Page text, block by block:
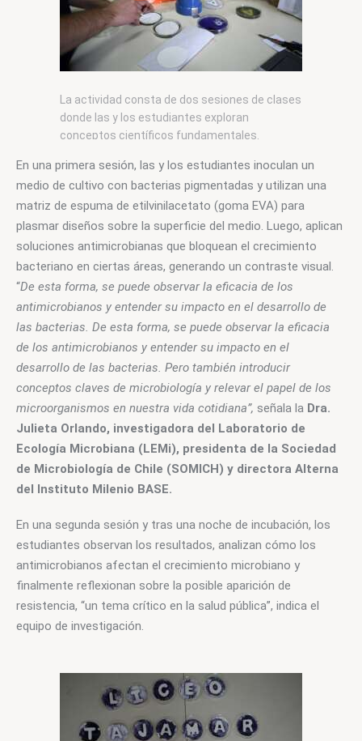
La actividad consta de dos sesiones de clases
donde las y los estudiantes exploran
conceptos científicos fundamentales.
En una primera sesión, las y los estudiantes inoculan un
medio de cultivo con bacterias pigmentadas y utilizan una
matriz de espuma de etilvinilacetato (goma EVA) para
plasmar diseños sobre la superficie del medio. Luego, aplican
soluciones antimicrobianas que bloquean el crecimiento
bacteriano en ciertas áreas, generando un contraste visual.
“De esta forma, se puede observar la eficacia de los
antimicrobianos y entender su impacto en el desarrollo de
las bacterias. De esta forma, se puede observar la eficacia
de los antimicrobianos y entender su impacto en el
desarrollo de las bacterias. Pero también introducir
conceptos claves de microbiología y relevar el papel de los
microorganismos en nuestra vida cotidiana”, señala la Dra.
Julieta Orlando, investigadora del Laboratorio de
Ecología Microbiana (LEMi), presidenta de la Sociedad
de Microbiología de Chile (SOMICH) y directora Alterna
del Instituto Milenio BASE.
En una segunda sesión y tras una noche de incubación, los
estudiantes observan los resultados, analizan cómo los
antimicrobianos afectan el crecimiento microbiano y
finalmente reflexionan sobre la posible aparición de
resistencia, “un tema crítico en la salud pública”, indica el
equipo de investigación.